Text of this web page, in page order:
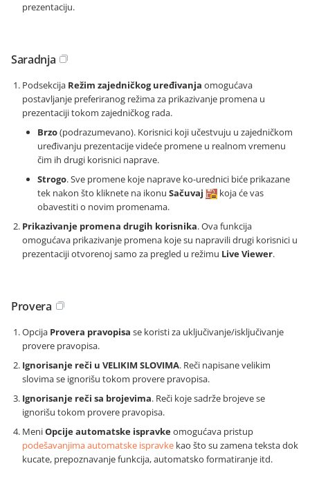
prezentaciju.
Saradnja
Podsekcija Režim zajedničkog uređivanja omogućava
postavljanje preferiranog režima za prikazivanje promena u
prezentaciji tokom zajedničkog rada.
Brzo(podrazumevano). Korisnici koji učestvuju u zajedničkom
uređivanju prezentacije videće promene u realnom vremenu
čim ih drugi korisnici naprave.
Strogo. Sve promene koje naprave ko-urednici biće prikazane
tek nakon što kliknete na ikonu Sačuvaj
koja će vas
obavestiti o novim promenama.
Prikazivanje promena drugih korisnika. Ova funkcija
omogućava prikazivanje promena koje su napravili drugi korisnici u
prezentaciji otvorenoj samo za pregled u režimu Live Viewer.
Provera
Opcija Provera pravopisa se koristi za uključivanje/isključivanje
provere pravopisa.
Ignorisanje reči u VELIKIM SLOVIMA. Reči napisane velikim
slovima se ignorišu tokom provere pravopisa.
Ignorisanje reči sa brojevima. Reči koje sadrže brojeve se
ignorišu tokom provere pravopisa.
MeniOpcije automatske ispravkeomogućava pristup
podešavanjima automatske ispravke kao što su zamena teksta dok
kucate, prepoznavanje funkcija, automatsko formatiranje itd.